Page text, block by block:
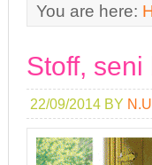
You are here:
Stoff, seni
22/09/2014 BY